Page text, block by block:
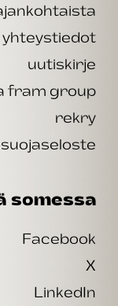
yhteystiedot
uutiskirje
fram group
rekry
somessa
Facebook
X
LinkedIn